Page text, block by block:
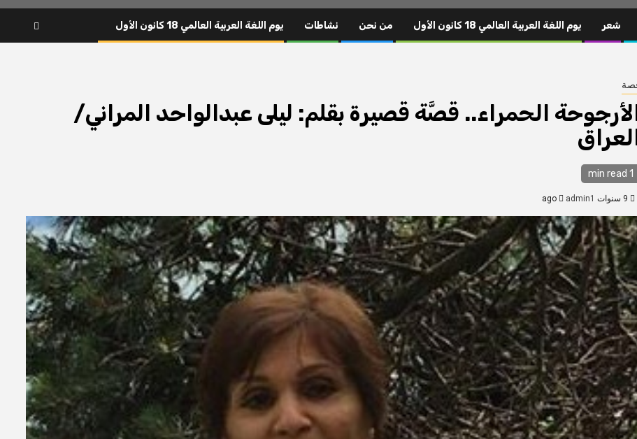
شعر يوم اللغة العربية العالمي 18 كانون الأول من نحن نشاطات يوم اللغة العربية العالمي 18 كانون الأول
الحمراء.. قصَّة قصيرة بقلم: ليلى عبدالواحد المراني/
1 min read
admin1